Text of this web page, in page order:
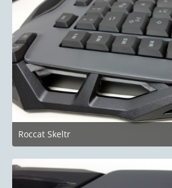
Roccat Skeltr
10. Januar 2019 um 22:51